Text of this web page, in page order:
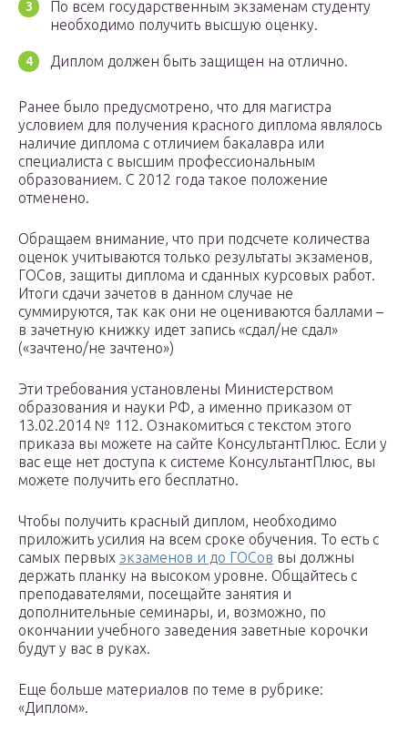
По всем государственным экзаменам студенту
необходимо получить высшую оценку.
Диплом должен быть защищен на отлично.
Ранее было предусмотрено, что для магистра
условием для получения красного диплома являлось
наличие диплома с отличием бакалавра или
специалиста с высшим профессиональным
образованием. С 2012 года такое положение
отменено.
Обращаем внимание, что при подсчете количества
оценок учитываются только результаты экзаменов,
ГОСов, защиты диплома и сданных курсовых работ.
Итоги сдачи зачетов в данном случае не
суммируются, так как они не оцениваются баллами –
в зачетную книжку идет запись «сдал/не сдал»
(«зачтено/не зачтено»)
Эти требования установлены Министерством
образования и науки РФ, а именно приказом от
13.02.2014 № 112. Ознакомиться с текстом этого
приказа вы можете на сайте КонсультантПлюс. Если у
вас еще нет доступа к системе КонсультантПлюс, вы
можете получить его бесплатно.
Чтобы получить красный диплом, необходимо
приложить усилия на всем сроке обучения. То есть с
самых первых экзаменов и до ГОСов вы должны
держать планку на высоком уровне. Общайтесь с
преподавателями, посещайте занятия и
дополнительные семинары, и, возможно, по
окончании учебного заведения заветные корочки
будут у вас в руках.
Еще больше материалов по теме в рубрике:
«Диплом».